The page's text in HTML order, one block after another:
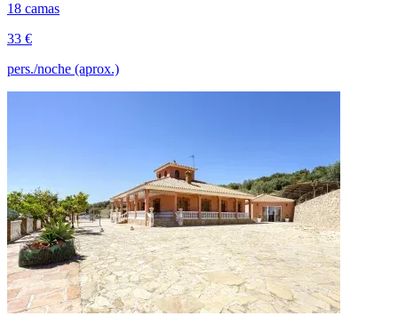
18 camas
33 €
pers./noche (aprox.)